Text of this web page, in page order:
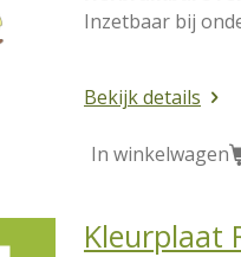
Inzetbaar bij
Bekijk details
In winkelwagen
Kleurplaat